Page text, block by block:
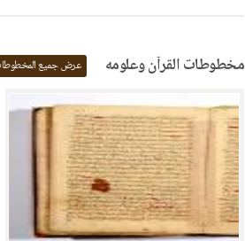
مخطوطات القرآن وعلومه عرض جميع